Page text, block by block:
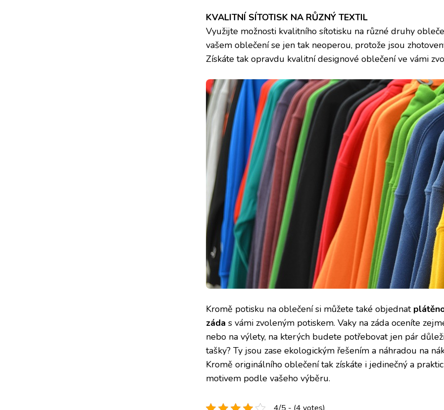
KVALITNÍ SÍTOTISK NA RŮZNÝ TEXTIL
Využijte možnosti kvalitního sítotisku na různé druhy
vašem oblečení se jen tak neoperou, protože jsou
Získáte tak opravdu kvalitní designové oblečení ve vámi
Kromě potisku na oblečení si můžete také objednat
záda s vámi zvoleným potiskem. Vaky na záda oceníte
nebo na výlety, na kterých budete potřebovat jen pár
tašky? Ty jsou zase ekologickým řešením a náhradou na
Kromě originálního oblečení tak získáte i jedinečný a
motivem podle vašeho výběru.